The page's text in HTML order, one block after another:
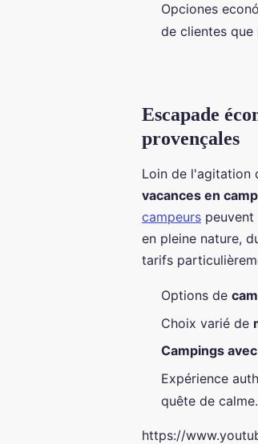
Opciones
de clientes que
Escapade
provençales
Loin de l'agitation
vacances en
campeurs
en pleine nature,
tarifs
Options de
Choix varié de
Campings
Expérience
quête de calme.
https://